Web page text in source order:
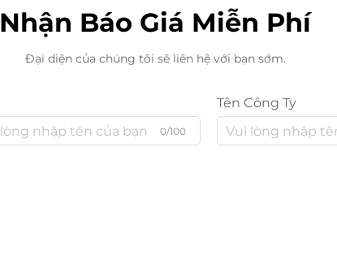
Nhận Báo Giá Miễn Phí
Đại diện của chúng tôi sẽ liên hệ với bạn sớm.
0/100
Tên Công Ty